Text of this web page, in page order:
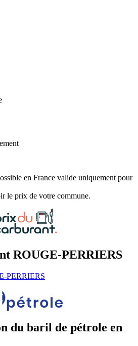
en France valide uniquement pour
le prix de votre commune.
ROUGE-PERRIERS
PERRIERS
du baril de pétrole en